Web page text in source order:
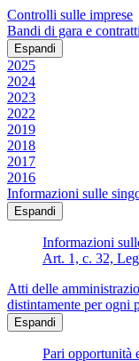
Controlli sulle imprese
Bandi di gara e contratti
Espandi
2025
2024
2023
2022
2019
2018
2017
2016
Informazioni sulle
Espandi
Informazioni
Art. 1, c. 32,
Atti delle
distintamente per ogni
Espandi
Pari opportunità